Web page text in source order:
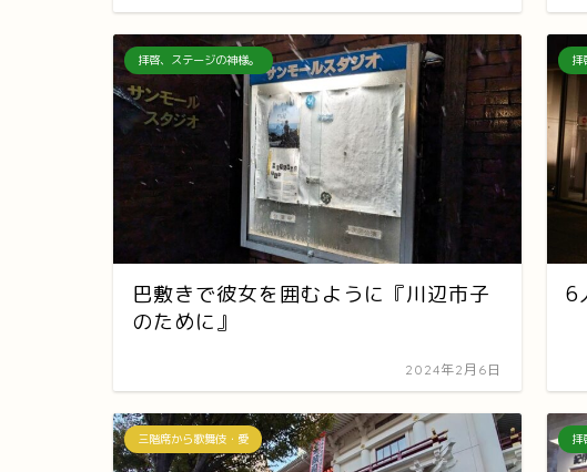
拝啓、ステージの神様。
巴敷きで彼女を囲むように『川辺市子
のために』
2024年2月6日
拝
6
三階席から歌舞伎・愛 拝